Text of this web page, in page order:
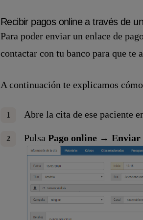
Recibir pagos online a través de
Para poder enviar un enlace de
contactar con tu banco para que te
A continuación te explicamos
Abre la cita de ese paciente
Pulsa Pago online → Enviar